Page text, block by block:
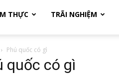
THỰC TRÃI NGHIỆM
Phú quốc có gì
quốc có gì